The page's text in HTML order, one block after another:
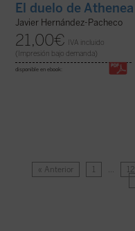
El duelo de Athenea
Javier Hernández-Pacheco
21,00€
IVA incluido
(Impresión bajo demanda)
disponible en ebook:
« Anterior 1 … 12